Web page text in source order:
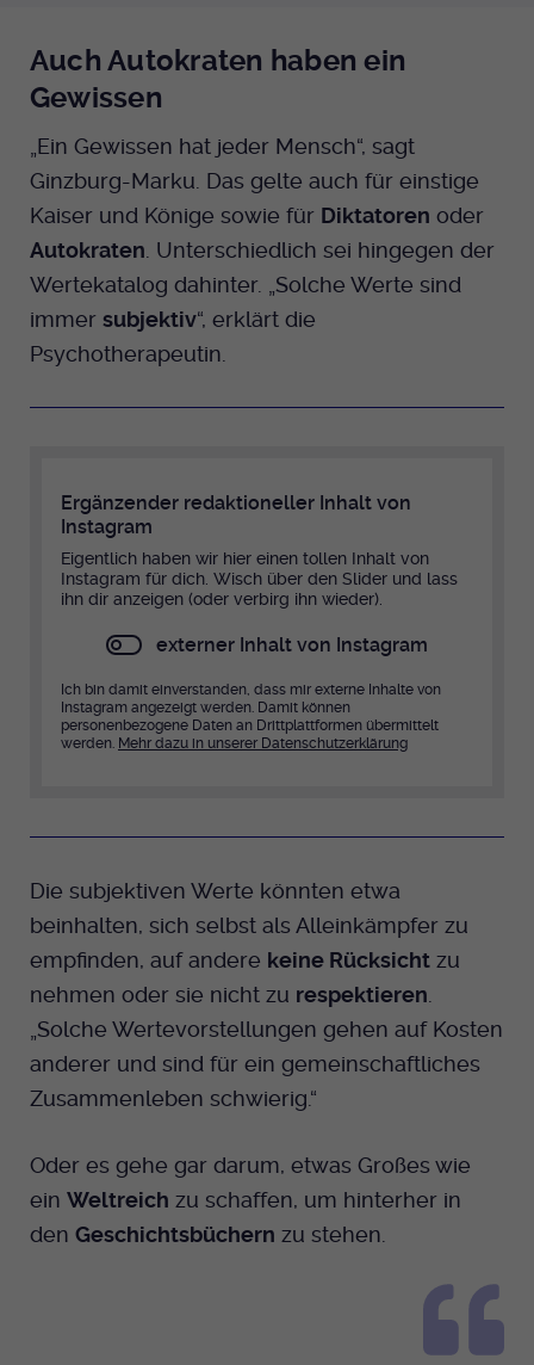
Auch Autokraten haben ein
Gewissen
„Ein Gewissen hat jeder Mensch“, sagt
Ginzburg-Marku. Das gelte auch für einstige
Kaiser und Könige sowie für Diktatoren oder
Autokraten . Unterschiedlich sei hingegen der
Wertekatalog dahinter. „Solche Werte sind
immer subjektiv“, erklärt die
Psychotherapeutin.
Ergänzender redaktioneller Inhalt von
Instagram
Eigentlich haben wir hier einen tollen Inhalt von
Instagram für dich. Wisch über den Slider und lass
ihn dir anzeigen (oder verbirg ihn wieder).
externer Inhalt von Instagram
Ich bin damit einverstanden, dass mir externe Inhalte von
Instagram angezeigt werden. Damit können
personenbezogene Daten an Drittplattformen übermittelt
werden. Mehr dazu in unserer Datenschutzerklärung
Die subjektiven Werte könnten etwa
beinhalten, sich selbst als Alleinkämpfer zu
empfinden, auf andere keine Rücksicht zu
nehmen oder sie nicht zu respektieren
„Solche Wertevorstellungen gehen auf Kosten
anderer und sind für ein gemeinschaftliches
Zusammenleben schwierig.“
Oder es gehe gar darum, etwas Großes wie
ein Weltreich zu schaffen, um hinterher in
den Geschichtsbüchern zu stehen.